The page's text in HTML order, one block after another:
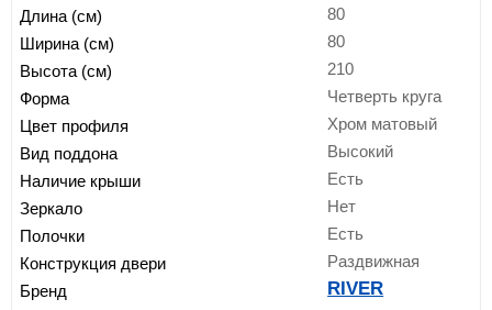
Длина (см) 80
Ширина (см) 80
Высота (см) 210
Форма Четверть круга
Цвет профиля Хром матовый
Вид поддона Высокий
Наличие крыши Есть
Зеркало Нет
Полочки Есть
Конструкция двери Раздвижная
Бренд RIVER